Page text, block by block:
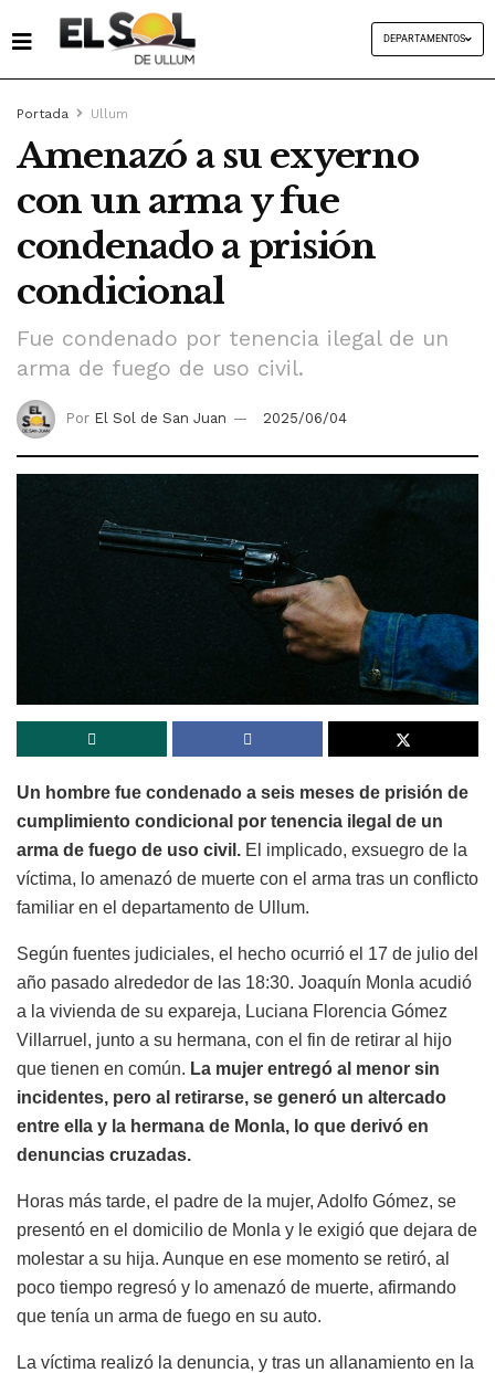
DEPARTAMENTOS
Portada Ullum
Amenazó a su exyerno
con un arma y fue
condenado a prisión
condicional
Fue condenado por tenencia ilegal de un
arma de fuego de uso civil.
Por El Sol de San Juan 2025/06/04
Un hombre fue condenado a seis meses de prisión de
cumplimiento condicional por tenencia ilegal de un
arma de fuego de uso civil. El implicado, exsuegro de la
víctima, lo amenazó de muerte con el arma tras un conflicto
familiar en el departamento de Ullum.
Según fuentes judiciales, el hecho ocurrió el 17 de julio del
año pasado alrededor de las 18:30. Joaquín Monla acudió
a la vivienda de su expareja, Luciana Florencia Gómez
Villarruel, junto a su hermana, con el fin de retirar al hijo
que tienen en común. La mujer entregó al menor sin
incidentes, pero al retirarse, se generó un altercado
entre ella y la hermana de Monla, lo que derivó en
denuncias cruzadas.
Horas más tarde, el padre de la mujer, Adolfo Gómez, se
presentó en el domicilio de Monla y le exigió que dejara de
molestar a su hija. Aunque en ese momento se retiró, al
poco tiempo regresó y lo amenazó de muerte, afirmando
que tenía un arma de fuego en su auto.
La víctima realizó la denuncia, y tras un allanamiento en la